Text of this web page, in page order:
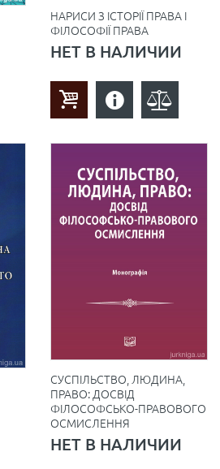
НАРИСИ З ІСТОРІЇ ПРАВА І
ФІЛОСОФІЇ ПРАВА
НЕТ В НАЛИЧИИ
СУСПІЛЬСТВО, ЛЮДИНА,
ПРАВО: ДОСВІД
ФІЛОСОФСЬКО-ПРАВОВОГО
ОСМИСЛЕННЯ
НЕТ В НАЛИЧИИ